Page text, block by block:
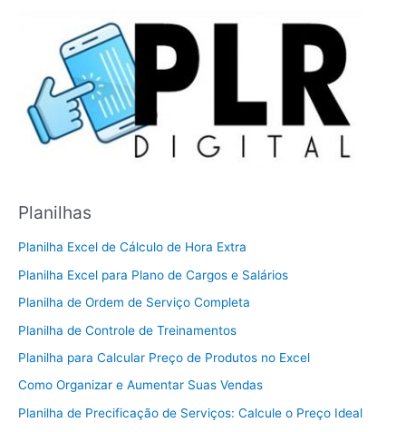
Planilhas
Planilha Excel de Cálculo de Hora Extra
Planilha Excel para Plano de Cargos e Salários
Planilha de Ordem de Serviço Completa
Planilha de Controle de Treinamentos
Planilha para Calcular Preço de Produtos no Excel
Como Organizar e Aumentar Suas Vendas
Planilha de Precificação de Serviços: Calcule o Preço Ideal